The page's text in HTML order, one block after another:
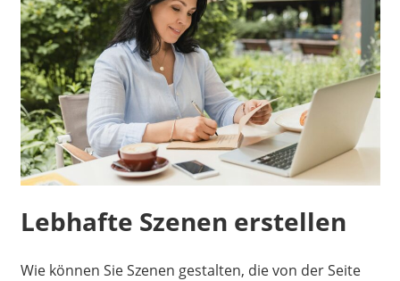
Lebhafte Szenen erstellen
Wie können Sie Szenen gestalten, die von der Seite